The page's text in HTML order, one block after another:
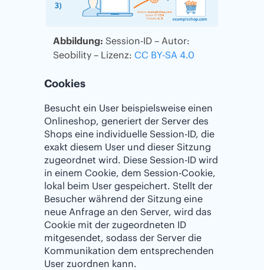
Abbildung: Session-ID – Autor:
Seobility – Lizenz: CC BY-SA 4.0
Cookies
Besucht ein User beispielsweise einen
Onlineshop, generiert der Server des
Shops eine individuelle Session-ID, die
exakt diesem User und dieser Sitzung
zugeordnet wird. Diese Session-ID wird
in einem Cookie, dem Session-Cookie,
lokal beim User gespeichert. Stellt der
Besucher während der Sitzung eine
neue Anfrage an den Server, wird das
Cookie mit der zugeordneten ID
mitgesendet, sodass der Server die
Kommunikation dem entsprechenden
User zuordnen kann.